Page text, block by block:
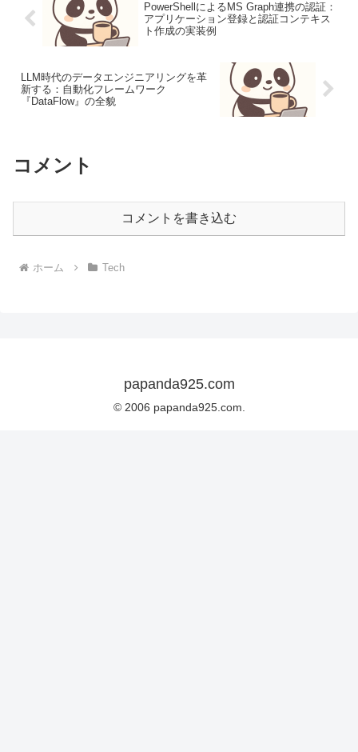
PowerShellによるMS Graph連携の認証：
アプリケーション登録と認証コンテキス
ト作成の実装例
LLM時代のデータエンジニアリングを革
新する：自動化フレームワーク
『DataFlow』の全貌
コメント
コメントを書き込む
ホーム Tech
papanda925.com
© 2006 papanda925.com.